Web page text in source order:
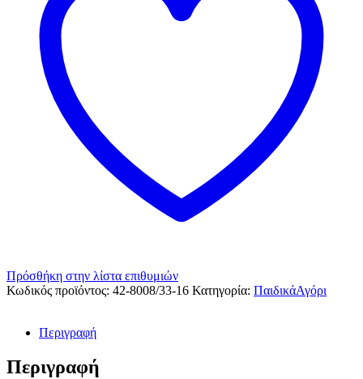
Πρόσθήκη στην λίστα επιθυμιών
Κωδικός προϊόντος: 42-8008/33-16 Κατηγορία: ΠαιδικάΑγόρι
Περιγραφή
Περιγραφή